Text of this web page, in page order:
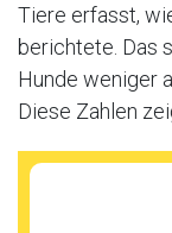
Tiere erfasst,
berichtete. Das
Hunde weniger
Diese Zahlen